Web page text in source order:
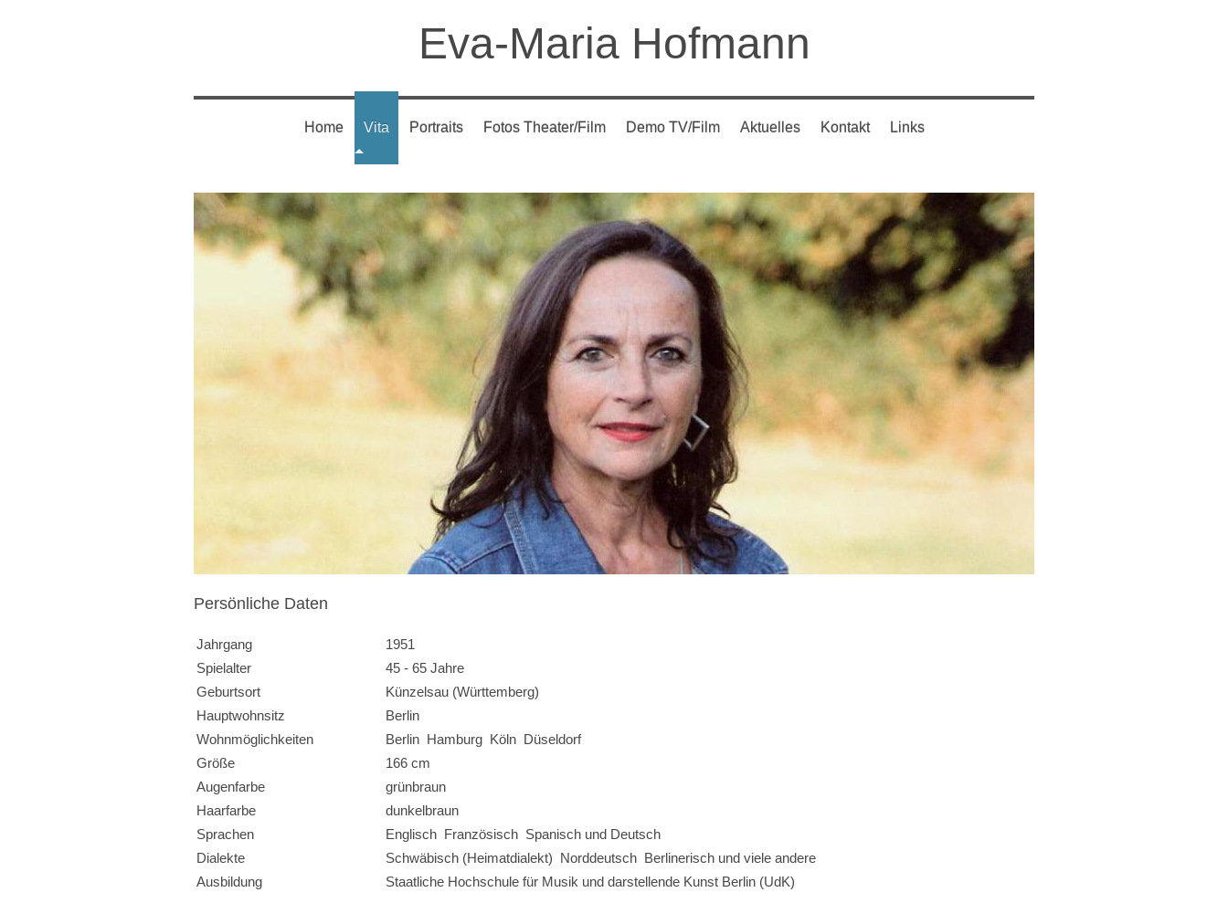
Eva-Maria Hofmann
Home Vita Portraits Fotos Theater/Film Demo TV/Film Aktuelles Kontakt Links
Persönliche Daten
Jahrgang
1951
Spielalter
45 - 65 Jahre
Geburtsort
Künzelsau (Württemberg)
Hauptwohnsitz
Berlin
Wohnmöglichkeiten
Berlin Hamburg Köln Düseldorf
Größe
166 cm
Augenfarbe
grünbraun
Haarfarbe
dunkelbraun
Sprachen
Englisch Französisch Spanisch und Deutsch
Dialekte
Schwäbisch (Heimatdialekt) Norddeutsch Berlinerisch und viele andere
Ausbildung
Staatliche Hochschule für Musik und darstellende Kunst Berlin (UdK)